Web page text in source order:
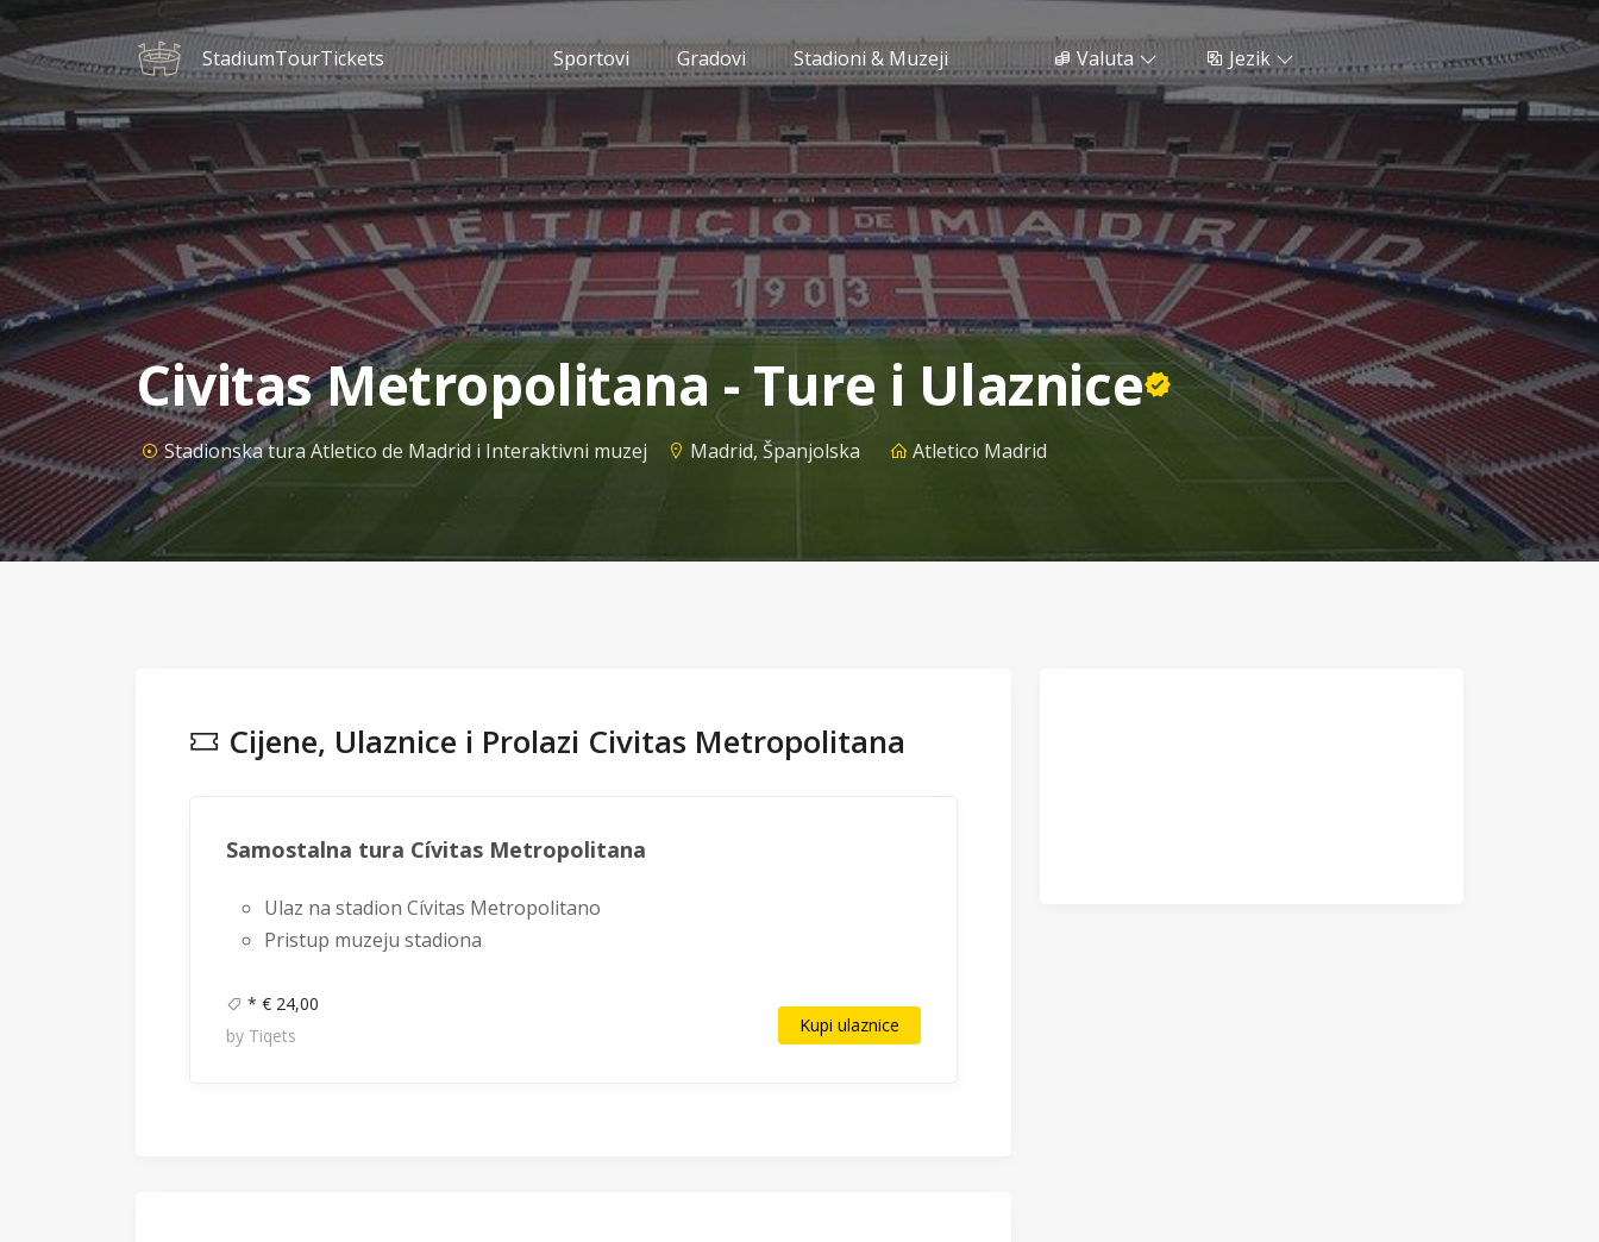
StadiumTourTickets Sportovi Gradovi Stadioni & Muzeji Valuta Jezik
Civitas Metropolitana - Ture i Ulaznice
Stadionska tura Atletico de Madrid i Interaktivni muzej Madrid, Španjolska Atletico Madrid
Cijene, Ulaznice i Prolazi Civitas Metropolitana
Samostalna tura Cívitas Metropolitana
Ulaz na stadion Cívitas Metropolitano
Pristup muzeju stadiona
* € 24,00
by Tiqets
Kupi ulaznice